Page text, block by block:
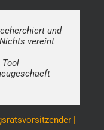
und
vereint
|